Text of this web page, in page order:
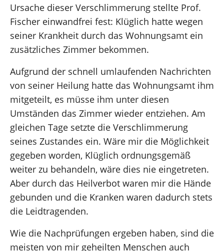
Ursache dieser Verschlimmerung stellte Prof.
Fischer einwandfrei fest: Klüglich hatte wegen
seiner Krankheit durch das Wohnungsamt ein
zusätzliches Zimmer bekommen.
Aufgrund der schnell umlaufenden Nachrichten
von seiner Heilung hatte das Wohnungsamt ihm
mitgeteilt, es müsse ihm unter diesen
Umständen das Zimmer wieder entziehen. Am
gleichen Tage setzte die Verschlimmerung
seines Zustandes ein. Wäre mir die Möglichkeit
gegeben worden, Klüglich ordnungsgemäß
weiter zu behandeln, wäre dies nie eingetreten.
Aber durch das Heilverbot waren mir die Hände
gebunden und die Kranken waren dadurch stets
die Leidtragenden.
Wie die Nachprüfungen ergeben haben, sind die
meisten von mir geheilten Menschen auch